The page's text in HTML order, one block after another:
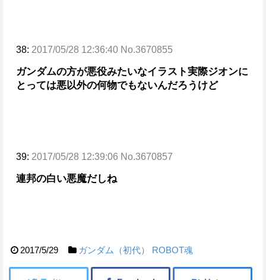
38: 2017/05/28 12:36:40 No.3670855
ガンダムの方が悪役みたいなイラスト実際ジオンに
とっては悪以外の何物でもないんだろうけど
39: 2017/05/28 12:39:06 No.3670857
連邦の白い悪魔だしね
2017/5/29 ガンダム（初代） ROBOT魂